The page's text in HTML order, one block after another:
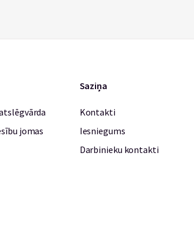
jomas
Saziņa
Kontakti
Iesniegums
Darbinieku kontakti